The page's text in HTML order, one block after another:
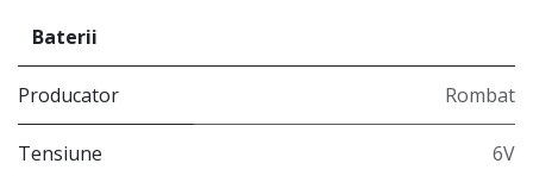
Baterii
Producator Rombat
Tensiune 6V